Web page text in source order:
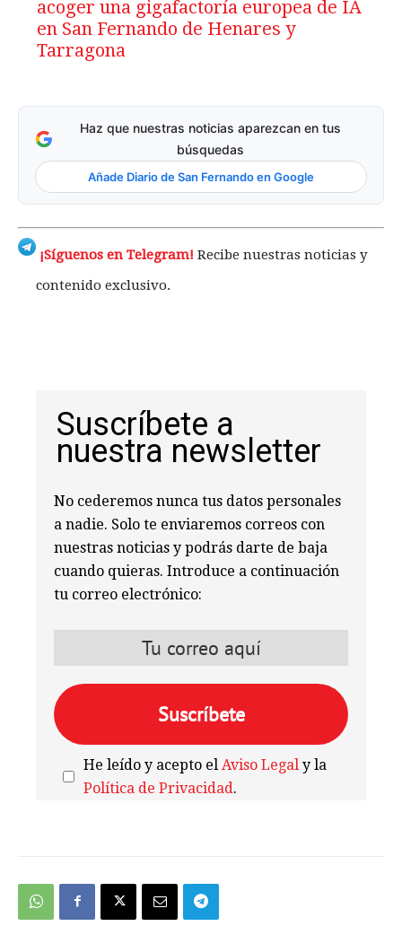
acoger una gigafactoría europea de IA
en San Fernando de Henares y
Tarragona
Haz que nuestras noticias aparezcan en tus
búsquedas
Añade Diario de San Fernando en Google
¡Síguenos en Telegram! Recibe nuestras noticias y
contenido exclusivo.
Suscríbete a
nuestra newsletter
No cederemos nunca tus datos personales
a nadie. Solo te enviaremos correos con
nuestras noticias y podrás darte de baja
cuando quieras. Introduce a continuación
tu correo electrónico:
He leído y acepto el Aviso Legal y la
Política de Privacidad.